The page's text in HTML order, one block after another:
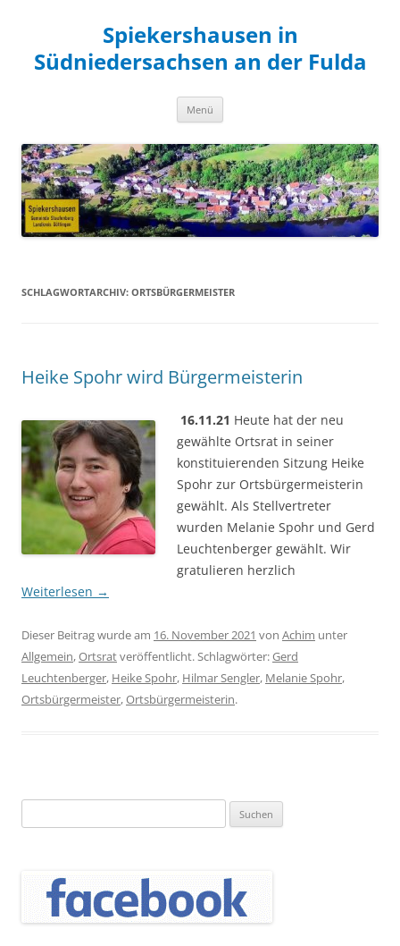
Spiekershausen in
Südniedersachsen an der Fulda
Menü
SCHLAGWORTARCHIV: ORTSBÜRGERMEISTER
Heike Spohr wird Bürgermeisterin
16.11.21 Heute hat der neu
gewählte Ortsrat in seiner
konstituierenden Sitzung Heike
Spohr zur Ortsbürgermeisterin
gewählt. Als Stellvertreter
wurden Melanie Spohr und Gerd
Leuchtenberger gewählt. Wir
gratulieren herzlich
Weiterlesen →
Dieser Beitrag wurde am 16. November 2021 von Achim unter
Allgemein,Ortsratveröffentlicht. Schlagwörter:Gerd
Leuchtenberger, Heike Spohr, Hilmar Sengler, Melanie Spohr,
Ortsbürgermeister,Ortsbürgermeisterin.
nach: